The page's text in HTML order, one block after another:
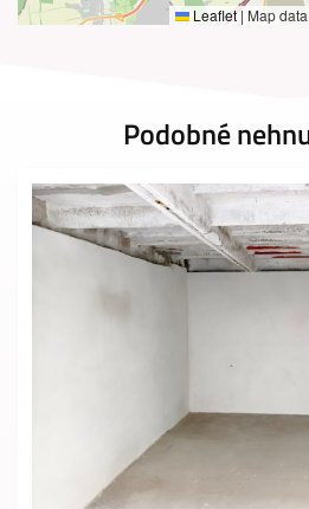
Leaflet| Map
Podobné